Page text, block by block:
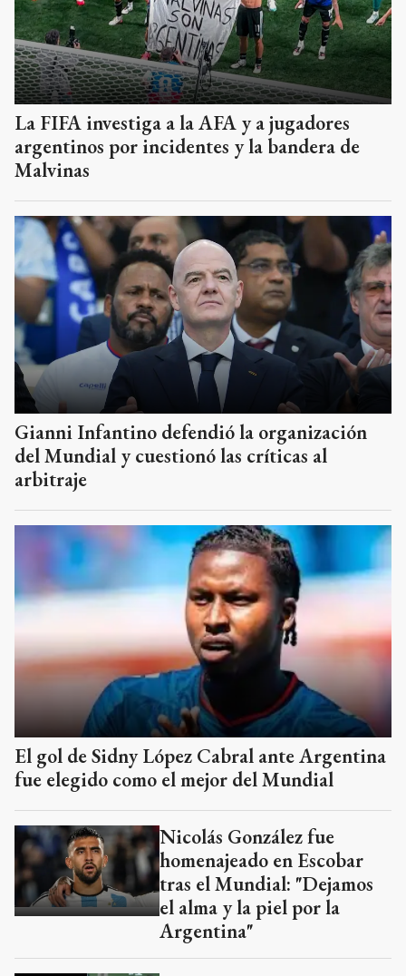
La FIFA investiga a la AFA y a jugadores
argentinos por incidentes y la bandera de
Malvinas
Gianni Infantino defendió la organización
del Mundial y cuestionó las críticas al
arbitraje
El gol de Sidny López Cabral ante Argentina
fue elegido como el mejor del Mundial
Nicolás González fue
homenajeado en Escobar
tras el Mundial: "Dejamos
el alma y la piel por la
Argentina"